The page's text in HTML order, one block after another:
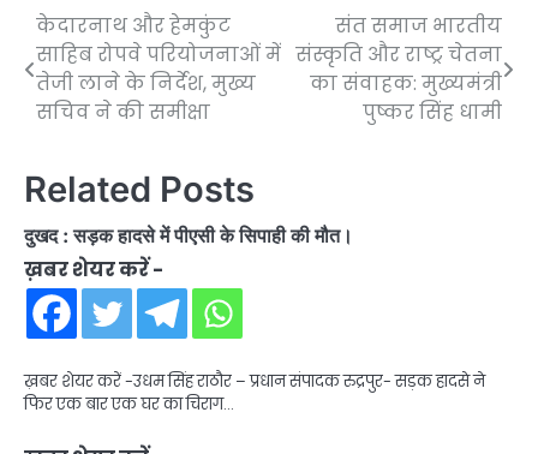
Post
navigation
केदारनाथ और हेमकुंट
साहिब रोपवे परियोजनाओं में
तेजी लाने के निर्देश, मुख्य
सचिव ने की समीक्षा
संत समाज भारतीय
संस्कृति और राष्ट्र चेतना
का संवाहक: मुख्यमंत्री
पुष्कर सिंह धामी
Related Posts
दुखद : सड़क हादसे में पीएसी के सिपाही की मौत।
ख़बर शेयर करें -
ख़बर शेयर करें -उधम सिंह राठौर – प्रधान संपादक रुद्रपुर- सड़क हादसे ने
फिर एक बार एक घर का चिराग…